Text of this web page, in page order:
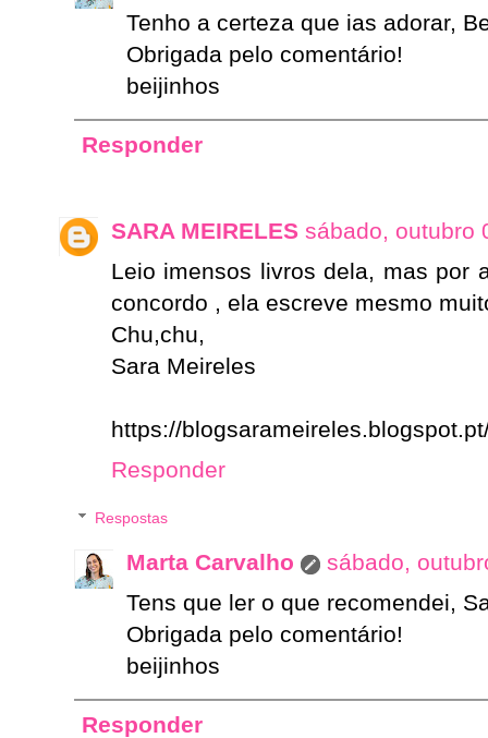
Tenho a certeza que ias adorar,
Obrigada pelo comentário!
beijinhos
Responder
SARA MEIRELES sábado, outubro
Leio imensos livros dela, mas por
concordo , ela escreve mesmo
Chu,chu,
Sara Meireles
https://
Responder
Respostas
Marta Carvalho
sábado,
Tens que ler o que recomendei,
Obrigada pelo comentário!
beijinhos
Responder